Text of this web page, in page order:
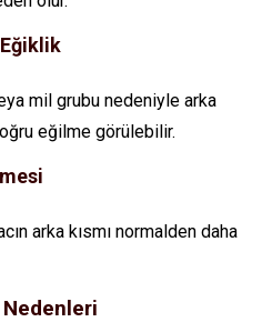
mil grubu nedeniyle arka
eğilme görülebilir.
arka kısmı normalden daha
Nedenleri